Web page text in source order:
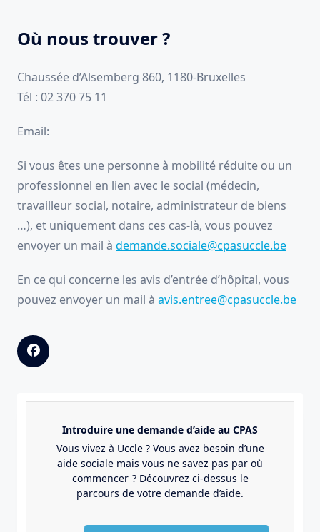
Où nous trouver ?
Chaussée d’Alsemberg 860, 1180-Bruxelles
Tél : 02 370 75 11
Email:
Si vous êtes une personne à mobilité réduite ou un
professionnel en lien avec le social (médecin,
travailleur social, notaire, administrateur de biens
…), et uniquement dans ces cas-là, vous pouvez
envoyer un mail à demande.sociale@cpasuccle.be
En ce qui concerne les avis d’entrée d’hôpital, vous
pouvez envoyer un mail à avis.entree@cpasuccle.be
Introduire une demande d’aide au CPAS
Vous vivez à Uccle ? Vous avez besoin d’une
aide sociale mais vous ne savez pas par où
commencer ? Découvrez ci-dessus le
parcours de votre demande d’aide.